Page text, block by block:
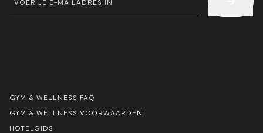
E-
MAIL
GYM & WELLNESS FAQ
GYM & WELLNESS VOORWAARDEN
HOTELGIDS